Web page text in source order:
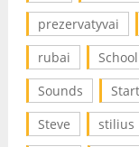
prezervatyvai
rubai
School
Sounds
Steve
stilius